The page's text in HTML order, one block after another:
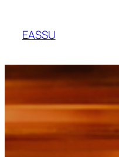
content
EASSU